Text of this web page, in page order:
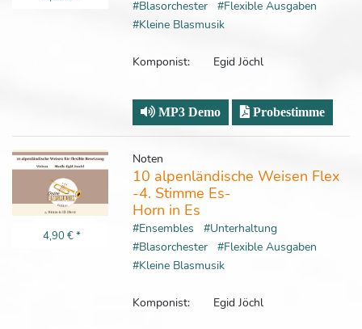
#Blasorchester
#Flexible Ausgaben
#Kleine Blasmusik
Komponist: Egid Jöchl
MP3 Demo Probestimme
4,90 €*
Noten
10 alpenländische Weisen Flex
-4. Stimme Es-
Horn in Es
#Ensembles
#Unterhaltung
#Blasorchester
#Flexible Ausgaben
#Kleine Blasmusik
Komponist: Egid Jöchl